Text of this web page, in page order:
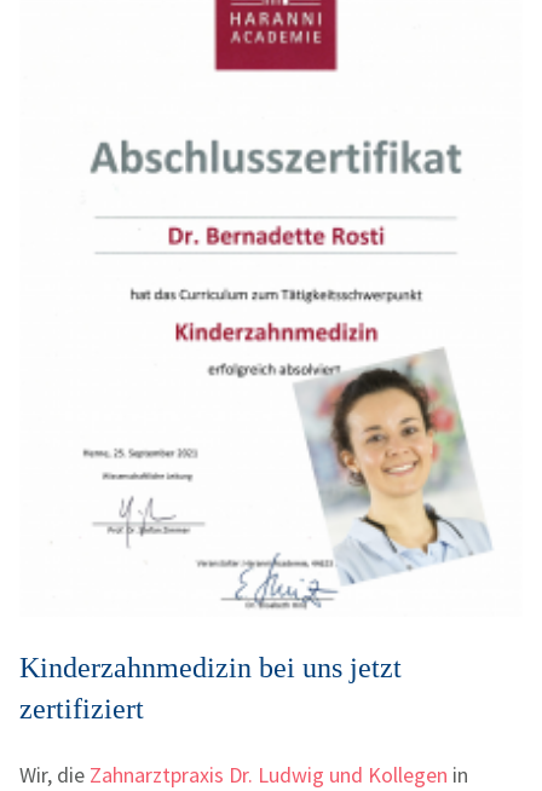
Kinderzahnmedizin bei uns jetzt
zertifiziert
Wir, die Zahnarztpraxis Dr. Ludwig und Kollegen in